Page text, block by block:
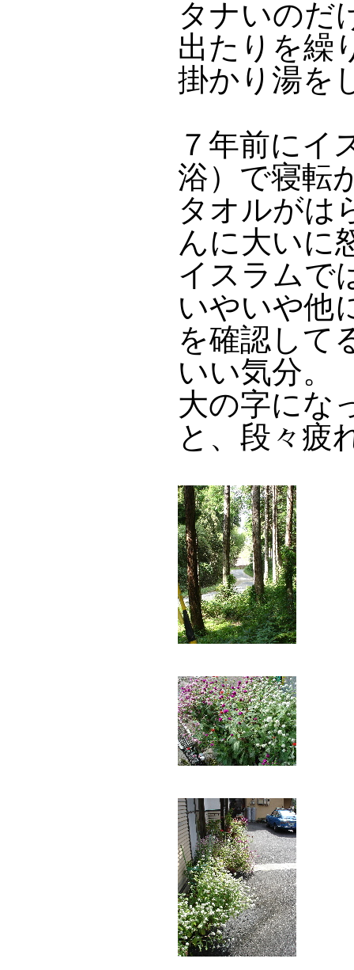
タナいのだ
出たりを繰
掛かり湯を
７年前にイ
浴）で寝転
タオルがは
んに大いに
イスラムで
いやいや他
を確認して
いい気分。
大の字にな
と、段々疲